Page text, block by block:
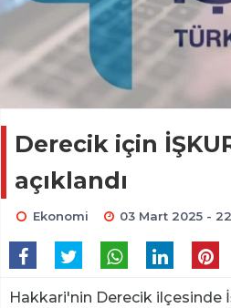
Derecik için
açıklandı
Ekonomi 03 Mart 2025 -
Hakkari'nin Derecik ilçesinde